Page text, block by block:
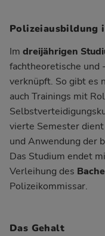
Polizeiausbildung
Im dreijährigen
fachtheoretische und
verknüpft. So gibt es
auch Trainings mit
vierte Semester
und Anwendung der
Das Studium endet
Verleihung des
Polizeikommissar.
Das Gehalt